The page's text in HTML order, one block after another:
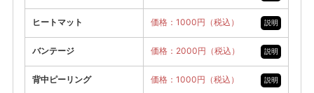
ヒートマット 説明
価格：1000円（税込）
バンテージ 説明
価格：2000円（税込）
背中ピーリング 説明
価格：1000円（税込）